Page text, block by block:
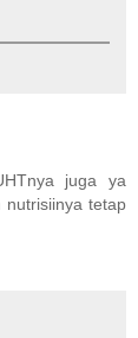
juga ya
nutrisiinya tetap